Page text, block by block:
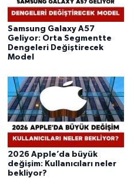
Samsung Galaxy A57
Geliyor: Orta Segmentte
Dengeleri Değiştirecek
Model
2026 Apple’da büyük
değişim: Kullanıcıları neler
bekliyor?